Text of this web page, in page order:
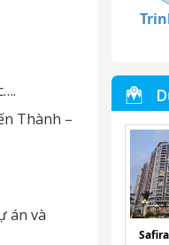
Thành –
án và